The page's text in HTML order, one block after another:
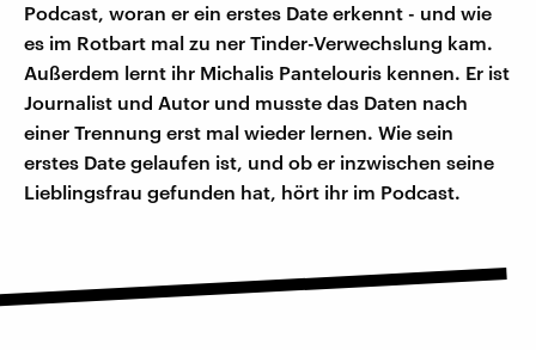
Podcast, woran er ein erstes Date erkennt - und wie
es im Rotbart mal zu ner Tinder-Verwechslung kam.
Außerdem lernt ihr Michalis Pantelouris kennen. Er ist
Journalist und Autor und musste das Daten nach
einer Trennung erst mal wieder lernen. Wie sein
erstes Date gelaufen ist, und ob er inzwischen seine
Lieblingsfrau gefunden hat, hört ihr im Podcast.